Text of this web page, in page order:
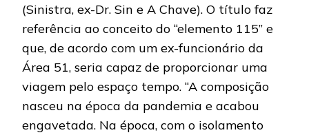
(Sinistra, ex-Dr. Sin e A Chave). O título faz
referência ao conceito do “elemento 115” e
que, de acordo com um ex-funcionário da
Área 51, seria capaz de proporcionar uma
viagem pelo espaço tempo. “A composição
nasceu na época da pandemia e acabou
engavetada. Na época, com o isolamento